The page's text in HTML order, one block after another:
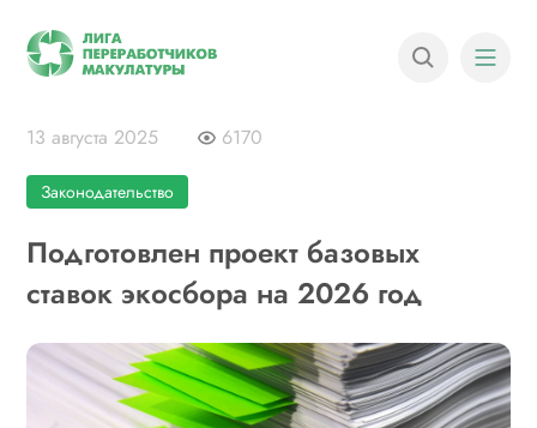
13 августа 2025 6170
Законодательство
Подготовлен проект базовых
ставок экосбора на 2026 год